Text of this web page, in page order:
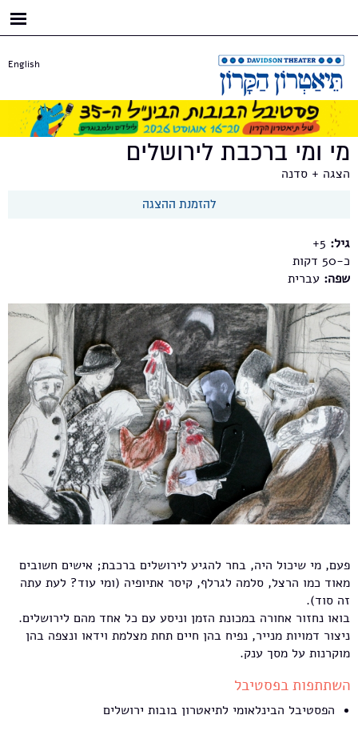
English
מי ומי ברכבת לירושלים
הצגה + סדנה
להזמנת ההצגה
גיל: 5+
כ-50
שפה: עברית
פעם, מי שיכול היה, בחר להגיע לירושלים ברכבת; אישים חשובים
מאוד כמו הרצל, סלמה לגרלף, קיסר אתיופיה (ומי עוד? לעת עתה
זה סוד).
בואו נחזור אחורה במכונת הזמן וניסע עם כל אחד מהם לירושלים.
ניצור דמויות מנייר, נפיח בהן חיים תחת מצלמת וידאו ונצפה בהן
מוקרנות על מסך ענק.
השתתפות בפסטיבל
הפסטיבל הבינלאומי לתיאטרון בובות ירושלים